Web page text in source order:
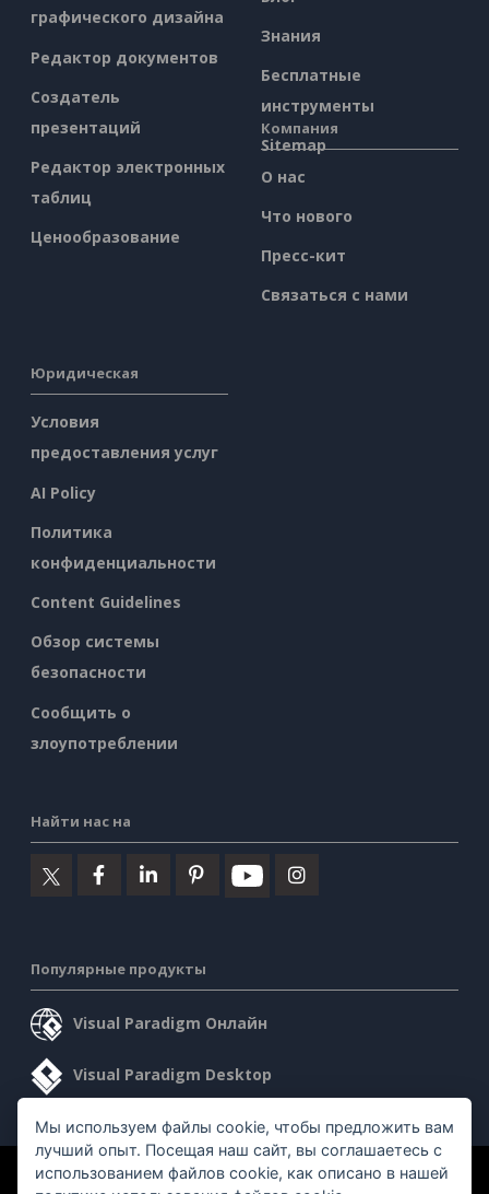
графического дизайна
Редактор документов
Создатель
презентаций
Редактор электронных
таблиц
Ценообразование
Знания
Бесплатные
инструменты
Sitemap
Компания
О нас
Что нового
Пресс-кит
Связаться с нами
Юридическая
Условия
предоставления услуг
AI Policy
Политика
конфиденциальности
Content Guidelines
Обзор системы
безопасности
Сообщить о
злоупотреблении
Найти нас на
Популярные продукты
Visual Paradigm Онлайн
Visual Paradigm Desktop
©2026 by Visual Paradigm. Все права защищены.
Мы используем файлы cookie, чтобы предложить вам
лучший опыт. Посещая наш сайт, вы соглашаетесь с
использованием файлов cookie, как описано в нашей